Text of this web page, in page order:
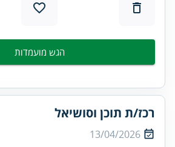
הגש מועמדות
רכז/ת תוכן וסושיאל
13/04/2026